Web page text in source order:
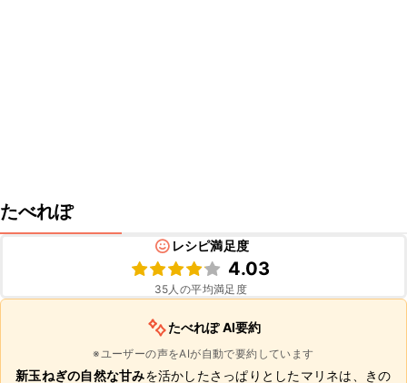
たべれぽ
レシピ満足度
4.03
35人の平均満足度
たべれぽ AI要約
※ユーザーの声をAIが自動で要約しています
新玉ねぎの自然な甘みを活かしたさっぱりとしたマリネは、きの